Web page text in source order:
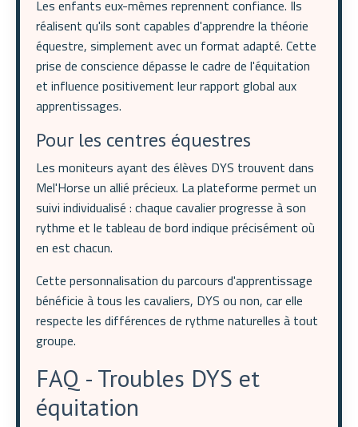
Les enfants eux-mêmes reprennent confiance. Ils
réalisent qu'ils sont capables d'apprendre la théorie
équestre, simplement avec un format adapté. Cette
prise de conscience dépasse le cadre de l'équitation
et influence positivement leur rapport global aux
apprentissages.
Pour les centres équestres
Les moniteurs ayant des élèves DYS trouvent dans
Mel'Horse un allié précieux. La plateforme permet un
suivi individualisé : chaque cavalier progresse à son
rythme et le tableau de bord indique précisément où
en est chacun.
Cette personnalisation du parcours d'apprentissage
bénéficie à tous les cavaliers, DYS ou non, car elle
respecte les différences de rythme naturelles à tout
groupe.
FAQ - Troubles DYS et
équitation